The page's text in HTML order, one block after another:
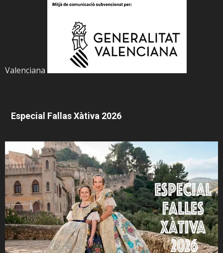
Valenciana
Especial Fallas Xàtiva 2026